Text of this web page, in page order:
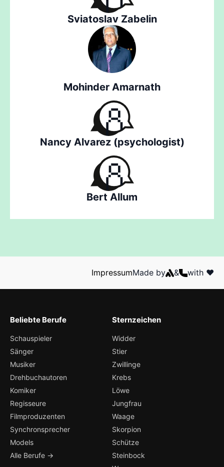
Sviatoslav Zabelin
Mohinder Amarnath
Nancy Alvarez (psychologist)
Bert Allum
ImpressumMade by & with ❤️
Beliebte Berufe
Schauspieler
Sänger
Musiker
Drehbuchautoren
Komiker
Regisseure
Filmproduzenten
Synchronsprecher
Models
Alle Berufe →
Sternzeichen
Widder
Stier
Zwillinge
Krebs
Löwe
Jungfrau
Waage
Skorpion
Schütze
Steinbock